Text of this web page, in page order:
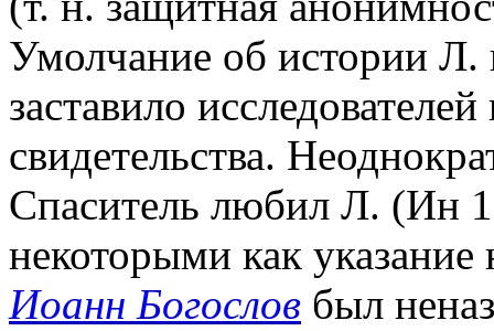
Умолчание об истории Л.
заставило
свидетельства.
Спаситель любил Л. (Ин
некоторыми как
Иоанн Богослов был